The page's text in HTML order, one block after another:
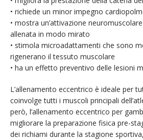
• richiede un minor impegno
• mostra un’attivazione
allenata in modo mirato
• stimola microadattamenti che sono
rigenerano il tessuto muscolare
• ha un effetto preventivo delle lesioni
L’allenamento eccentrico è ideale per
coinvolge tutti i muscoli principali
però, l’allenamento eccentrico per
migliorare la preparazione fisica pre-
dei richiami durante la stagione